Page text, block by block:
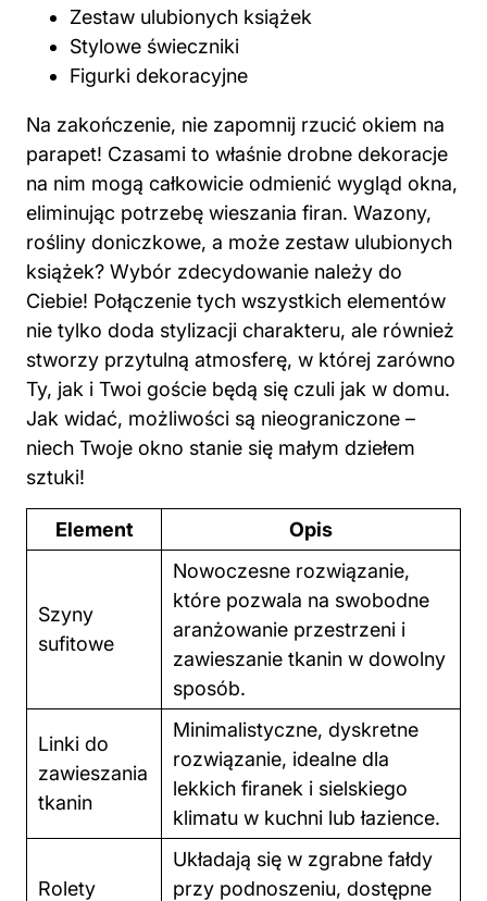
Zestaw ulubionych książek
Stylowe świeczniki
Figurki dekoracyjne
Na zakończenie, nie zapomnij rzucić okiem na
parapet! Czasami to właśnie drobne dekoracje
na nim mogą całkowicie odmienić wygląd okna,
eliminując potrzebę wieszania firan. Wazony,
rośliny doniczkowe, a może zestaw ulubionych
książek? Wybór zdecydowanie należy do
Ciebie! Połączenie tych wszystkich elementów
nie tylko doda stylizacji charakteru, ale również
stworzy przytulną atmosferę, w której zarówno
Ty, jak i Twoi goście będą się czuli jak w domu.
Jak widać, możliwości są nieograniczone –
niech Twoje okno stanie się małym dziełem
sztuki!
Element Opis
Szyny
sufitowe
Nowoczesne rozwiązanie,
które pozwala na swobodne
aranżowanie przestrzeni i
zawieszanie tkanin w dowolny
sposób.
Linki do
zawieszania
tkanin
Minimalistyczne, dyskretne
rozwiązanie, idealne dla
lekkich firanek i sielskiego
klimatu w kuchni lub łazience.
Rolety
Układają się w zgrabne fałdy
przy podnoszeniu, dostępne